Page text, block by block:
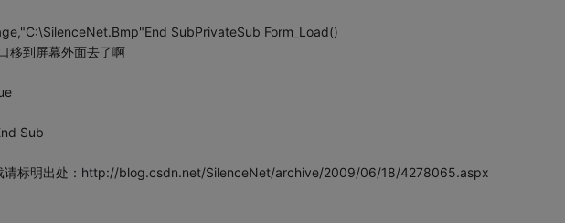
SubPrivateSub Form_Load()
移到屏幕外面去了啊
Sub
请标明出处：http://blog.csdn.net/SilenceNet/archive/2009/06/18/4278065.aspx